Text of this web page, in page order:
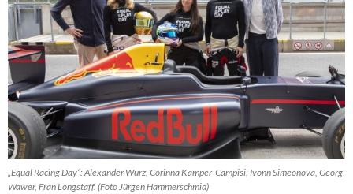
„Equal Racing Day“: Alexander Wurz, Corinna Kamper-Campisi, Ivonn Simeonova, Georg
Wawer, Fran Longstaff. (Foto Jürgen Hammerschmid)